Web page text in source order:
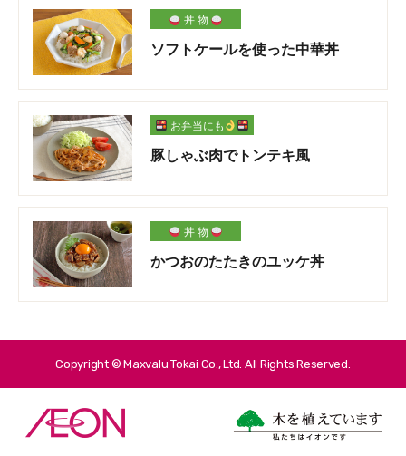
丼 物
ソフトケールを使った中華丼
お弁当にも
豚しゃぶ肉でトンテキ風
丼 物
かつおのたたきのユッケ丼
Copyright © Maxvalu Tokai Co., Ltd. All Rights Reserved.